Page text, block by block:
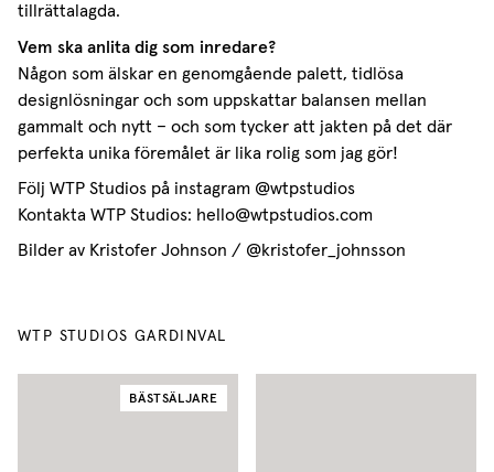
tillrättalagda.
Vem ska anlita dig som inredare?
Någon som älskar en genomgående palett, tidlösa
designlösningar och som uppskattar balansen mellan
gammalt och nytt – och som tycker att jakten på det där
perfekta unika föremålet är lika rolig som jag gör!
Följ WTP Studios på instagram @wtpstudios
Kontakta WTP Studios: hello@wtpstudios.com
Bilder av Kristofer Johnson / @kristofer_johnsson
WTP STUDIOS GARDINVAL
BÄSTSÄLJARE